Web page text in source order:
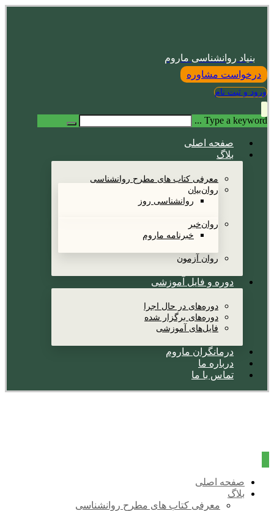
بنیاد روانشناسی ماروم
درخواست مشاوره
ورود و ثبت نام
Type a keyword ...
صفحه اصلی
بلاگ
معرفی کتاب های مطرح روانشناسی
روان‌بیان
روانشناسی روز
روان‌خبر
خبرنامه ماروم
روان آزمون
دوره و فایل آموزشی
دوره‌های در حال اجرا
دوره‌های برگزار شده
فایل‌های آموزشی
درمانگران ماروم
درباره ما
تماس با ما
صفحه اصلی
بلاگ
معرفی کتاب های مطرح روانشناسی